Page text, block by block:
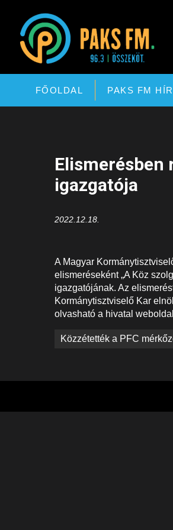
Paks FM
FŐOLDAL PAKS FM
Elismerésben
igazgatója
2022.12.18.
A Magyar
elismeréseként „A Köz
igazgatójának. Az
Kormánytisztviselő Kar
olvasható a hivatal
Bejegyzés
Közzétették a PFC